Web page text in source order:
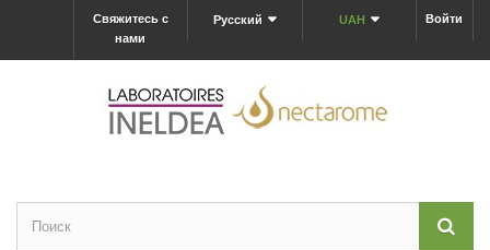
Войти
UAH
Русский
Свяжитесь с
нами